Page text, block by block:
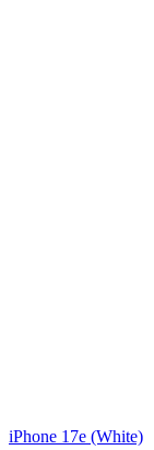
iPhone 17e (White)